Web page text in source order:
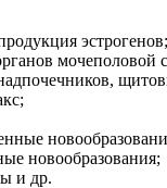
эстрогенов;
мочеполовой
новообразования;
и др.